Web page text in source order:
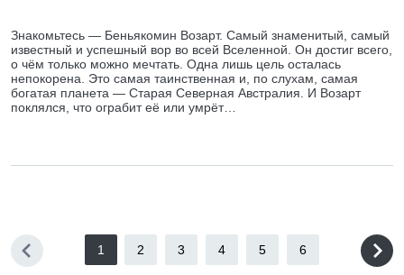
Знакомьтесь — Беньякомин Возарт. Самый знаменитый, самый
известный и успешный вор во всей Вселенной. Он достиг всего,
о чём только можно мечтать. Одна лишь цель осталась
непокорена. Это самая таинственная и, по слухам, самая
богатая планета — Старая Северная Австралия. И Возарт
поклялся, что ограбит её или умрёт…
1 2 3 4 5 6